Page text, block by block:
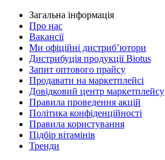
Загальна інформація
Про нас
Вакансії
Ми офіційні дистриб’ютори
Дистрибуція продукції Biotus
Запит оптового прайсу
Продавати на маркетплейсі
Довідковий центр маркетплейсу
Правила проведення акцій
Політика конфіденційності
Правила користування
Підбір вітамінів
Тренди